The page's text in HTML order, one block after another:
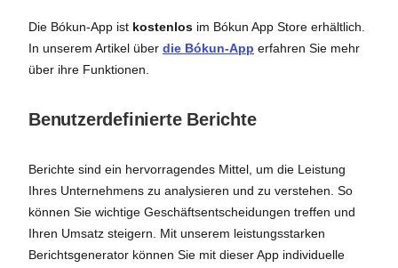
Die Bókun-App ist kostenlos im Bókun App Store erhältlich.
In unserem Artikel über die Bókun-App erfahren Sie mehr
über ihre Funktionen.
Benutzerdefinierte Berichte
Berichte sind ein hervorragendes Mittel, um die Leistung
Ihres Unternehmens zu analysieren und zu verstehen. So
können Sie wichtige Geschäftsentscheidungen treffen und
Ihren Umsatz steigern. Mit unserem leistungsstarken
Berichtsgenerator können Sie mit dieser App individuelle